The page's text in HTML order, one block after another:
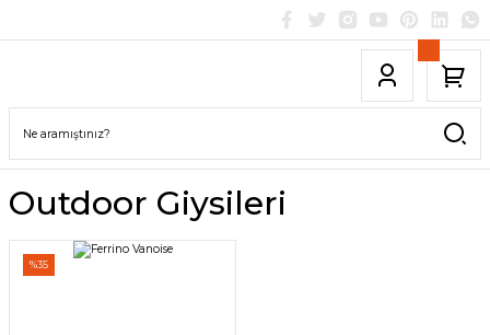
Outdoor Giysileri
%35